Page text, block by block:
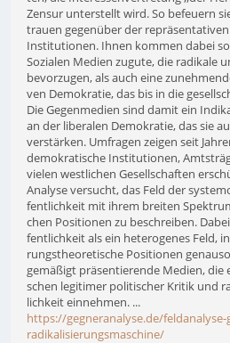
Zensur unter­stellt wird. So befeu­ern
trauen gegen­über der
Insti­tu­tio­nen. Ihnen kommen dabei
Sozia­len Medien zugute, die radi­kale
bevor­zu­gen, als auch eine
ven Demo­kra­tie, das bis in die
Die Gegen­me­dien sind damit ein
an der libe­ra­len Demo­kra­tie, das sie
ver­stär­ken. Umfra­gen zeigen seit
demo­kra­ti­sche Insti­tu­tio­nen,
vielen west­li­chen Gesell­schaf­ten
Analyse ver­sucht, das Feld der
fent­lich­keit mit ihrem breiten
chen Posi­tio­nen zu beschrei­ben.
fent­lich­keit als ein hete­ro­ge­nes Feld,
rungs­theo­re­ti­sche Posi­tio­nen
gemä­ßigt prä­sentie­rende Medien,
schen legi­ti­mer poli­ti­scher Kritik und
lich­keit einnehmen. ...
https://gegneranalyse.de/feldanalyse-
radikalisierungsmaschine/